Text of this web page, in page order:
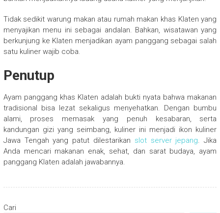
Tidak sedikit warung makan atau rumah makan khas Klaten yang
menyajikan menu ini sebagai andalan. Bahkan, wisatawan yang
berkunjung ke Klaten menjadikan ayam panggang sebagai salah
satu kuliner wajib coba.
Penutup
Ayam panggang khas Klaten adalah bukti nyata bahwa makanan
tradisional bisa lezat sekaligus menyehatkan. Dengan bumbu
alami, proses memasak yang penuh kesabaran, serta
kandungan gizi yang seimbang, kuliner ini menjadi ikon kuliner
Jawa Tengah yang patut dilestarikan slot server jepang. Jika
Anda mencari makanan enak, sehat, dan sarat budaya, ayam
panggang Klaten adalah jawabannya.
Cari